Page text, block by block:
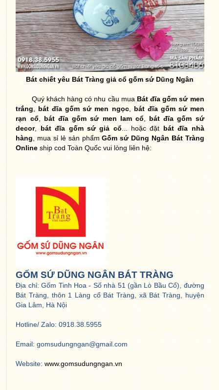
Bát chiết yêu Bát Tràng giả cổ gốm sứ Dũng Ngân
Quý khách hàng có nhu cầu mua Bát đĩa gốm sứ men
trắng, bát đĩa gốm sứ men ngọc, bát đĩa gốm sứ men
rạn cổ, bát đĩa gốm sứ men lam cổ,bát đĩa gốm sứ
decor, bát đĩa gốm sứ giả cổ... hoặc đặt bát đĩa nhà
hàng, mua sỉ lẻ sản phẩmGốm sứ Dũng Ngân Bát Tràng
Online ship cod Toàn Quốc vui lòng liên hệ:
GỐM SỨ DŨNG NGÂN BÁT TRÀNG
Địa chỉ: Gốm Tinh Hoa - Số nhà 51 (gần Lò Bầu Cổ), đường
Bát Tràng, thôn 1 Làng cổ Bát Tràng, xã Bát Tràng, huyện
Gia Lâm, Hà Nội
Hotline/ Zalo: 0918.38.5955
Email: gomsudungngan@gmail.com
Website:www.gomsudungngan.vn